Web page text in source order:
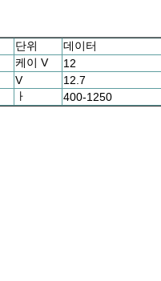
단위
데이터
케이 V
12
V
12.7
ㅏ 400-1250